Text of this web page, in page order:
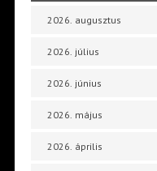
2026. augusztus
2026. július
2026. június
2026. május
2026. április